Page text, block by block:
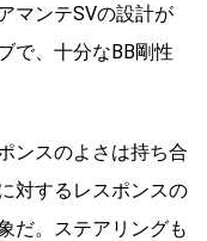
マンテSVの設計が
で、十分なBB剛性
ンスのよさは持ち合
対するレスポンスの
だ。ステアリングも